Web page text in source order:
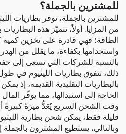
للمشترين بالجملة؟
من المزايا. أولاً، تتميّز هذه
الطاقة؛ فهي قادرة على تخزين كمية
واستخدامها بكفاءة، ما يقلل من
بالنسبة للشركات التي تسعى إلى
ذلك، تتفوق بطاريات الليثيوم في
بالبطاريات التقليدية القديمة، إذ
الحاجة إلى استبدالها، مما يوفّر
وقت الشحن السريع يُعَدُّ ميزةً
وبالتالي، يستطيع المشترون